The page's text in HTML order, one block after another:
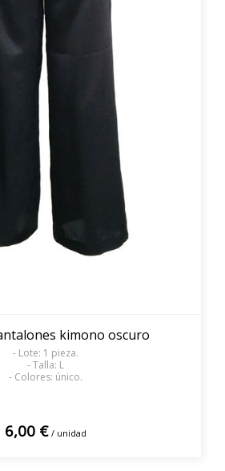
kimono oscuro
- Lote: 1 pieza.
- Talla: L
- Colores: único.
6,00 € / unidad